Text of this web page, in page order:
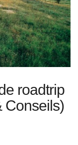
roadtrip
Conseils)